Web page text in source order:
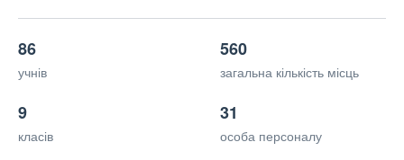
86
учнів
560
загальна кількість місць
9
класів
31
особа персоналу